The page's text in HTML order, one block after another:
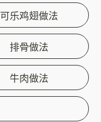
可乐鸡翅做法
排骨做法
牛肉做法